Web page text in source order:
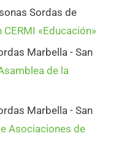
Sordas de
CERMI «Educación»
Marbella - San
de la
Marbella - San
Asociaciones de